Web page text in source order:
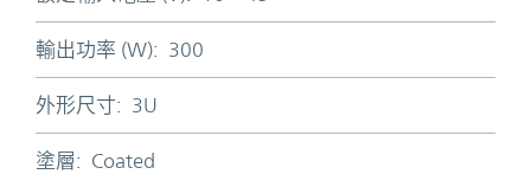
輸出功率 (W): 300
外形尺寸: 3U
塗層: Coated